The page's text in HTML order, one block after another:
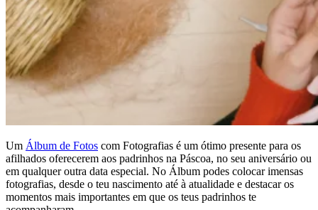
Um Álbum de Fotos com Fotografias é um ótimo presente para os
afilhados oferecerem aos padrinhos na Páscoa, no seu aniversário ou
em qualquer outra data especial. No Álbum podes colocar imensas
fotografias, desde o teu nascimento até à atualidade e destacar os
momentos mais importantes em que os teus padrinhos te